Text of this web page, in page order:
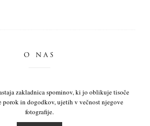
O NAS
zakladnica spominov, ki jo oblikuje tisoče
porok in dogodkov, ujetih v večnost njegove
fotografije.